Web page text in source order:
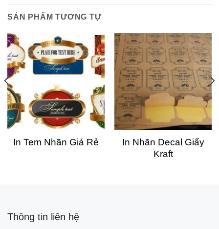
SẢN PHẨM TƯƠNG TỰ
In Tem Nhãn Giá Rẻ
In Nhãn Decal Giấy
Kraft
Thông tin liên hệ